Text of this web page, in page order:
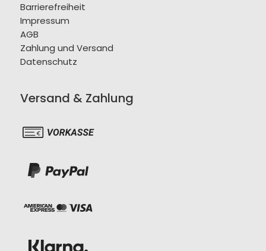
Barrierefreiheit
Impressum
AGB
Zahlung und Versand
Datenschutz
Versand & Zahlung